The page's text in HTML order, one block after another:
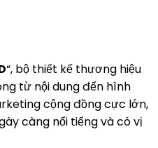
“, bộ thiết kế thương hiệu
từ nội dung đến hình
cộng đồng cực lớn,
càng nổi tiếng và có vị